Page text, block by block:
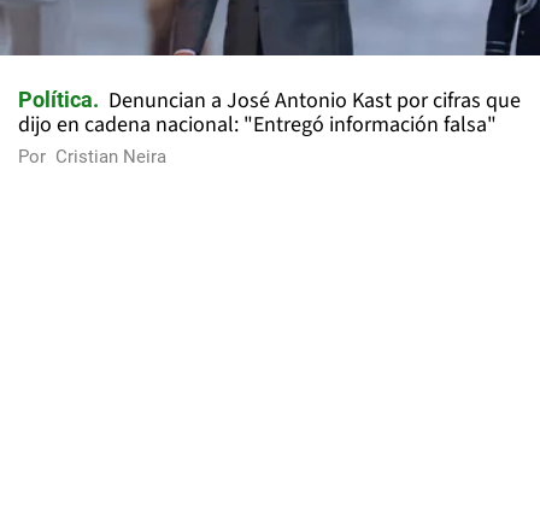
Política
Denuncian a José Antonio Kast por cifras que
dijo en cadena nacional: "Entregó información falsa"
Por Cristian Neira